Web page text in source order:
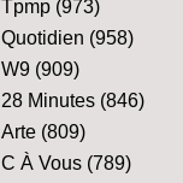
Tpmp (973)
Quotidien (958)
W9 (909)
28 Minutes (846)
Arte (809)
C À Vous (789)